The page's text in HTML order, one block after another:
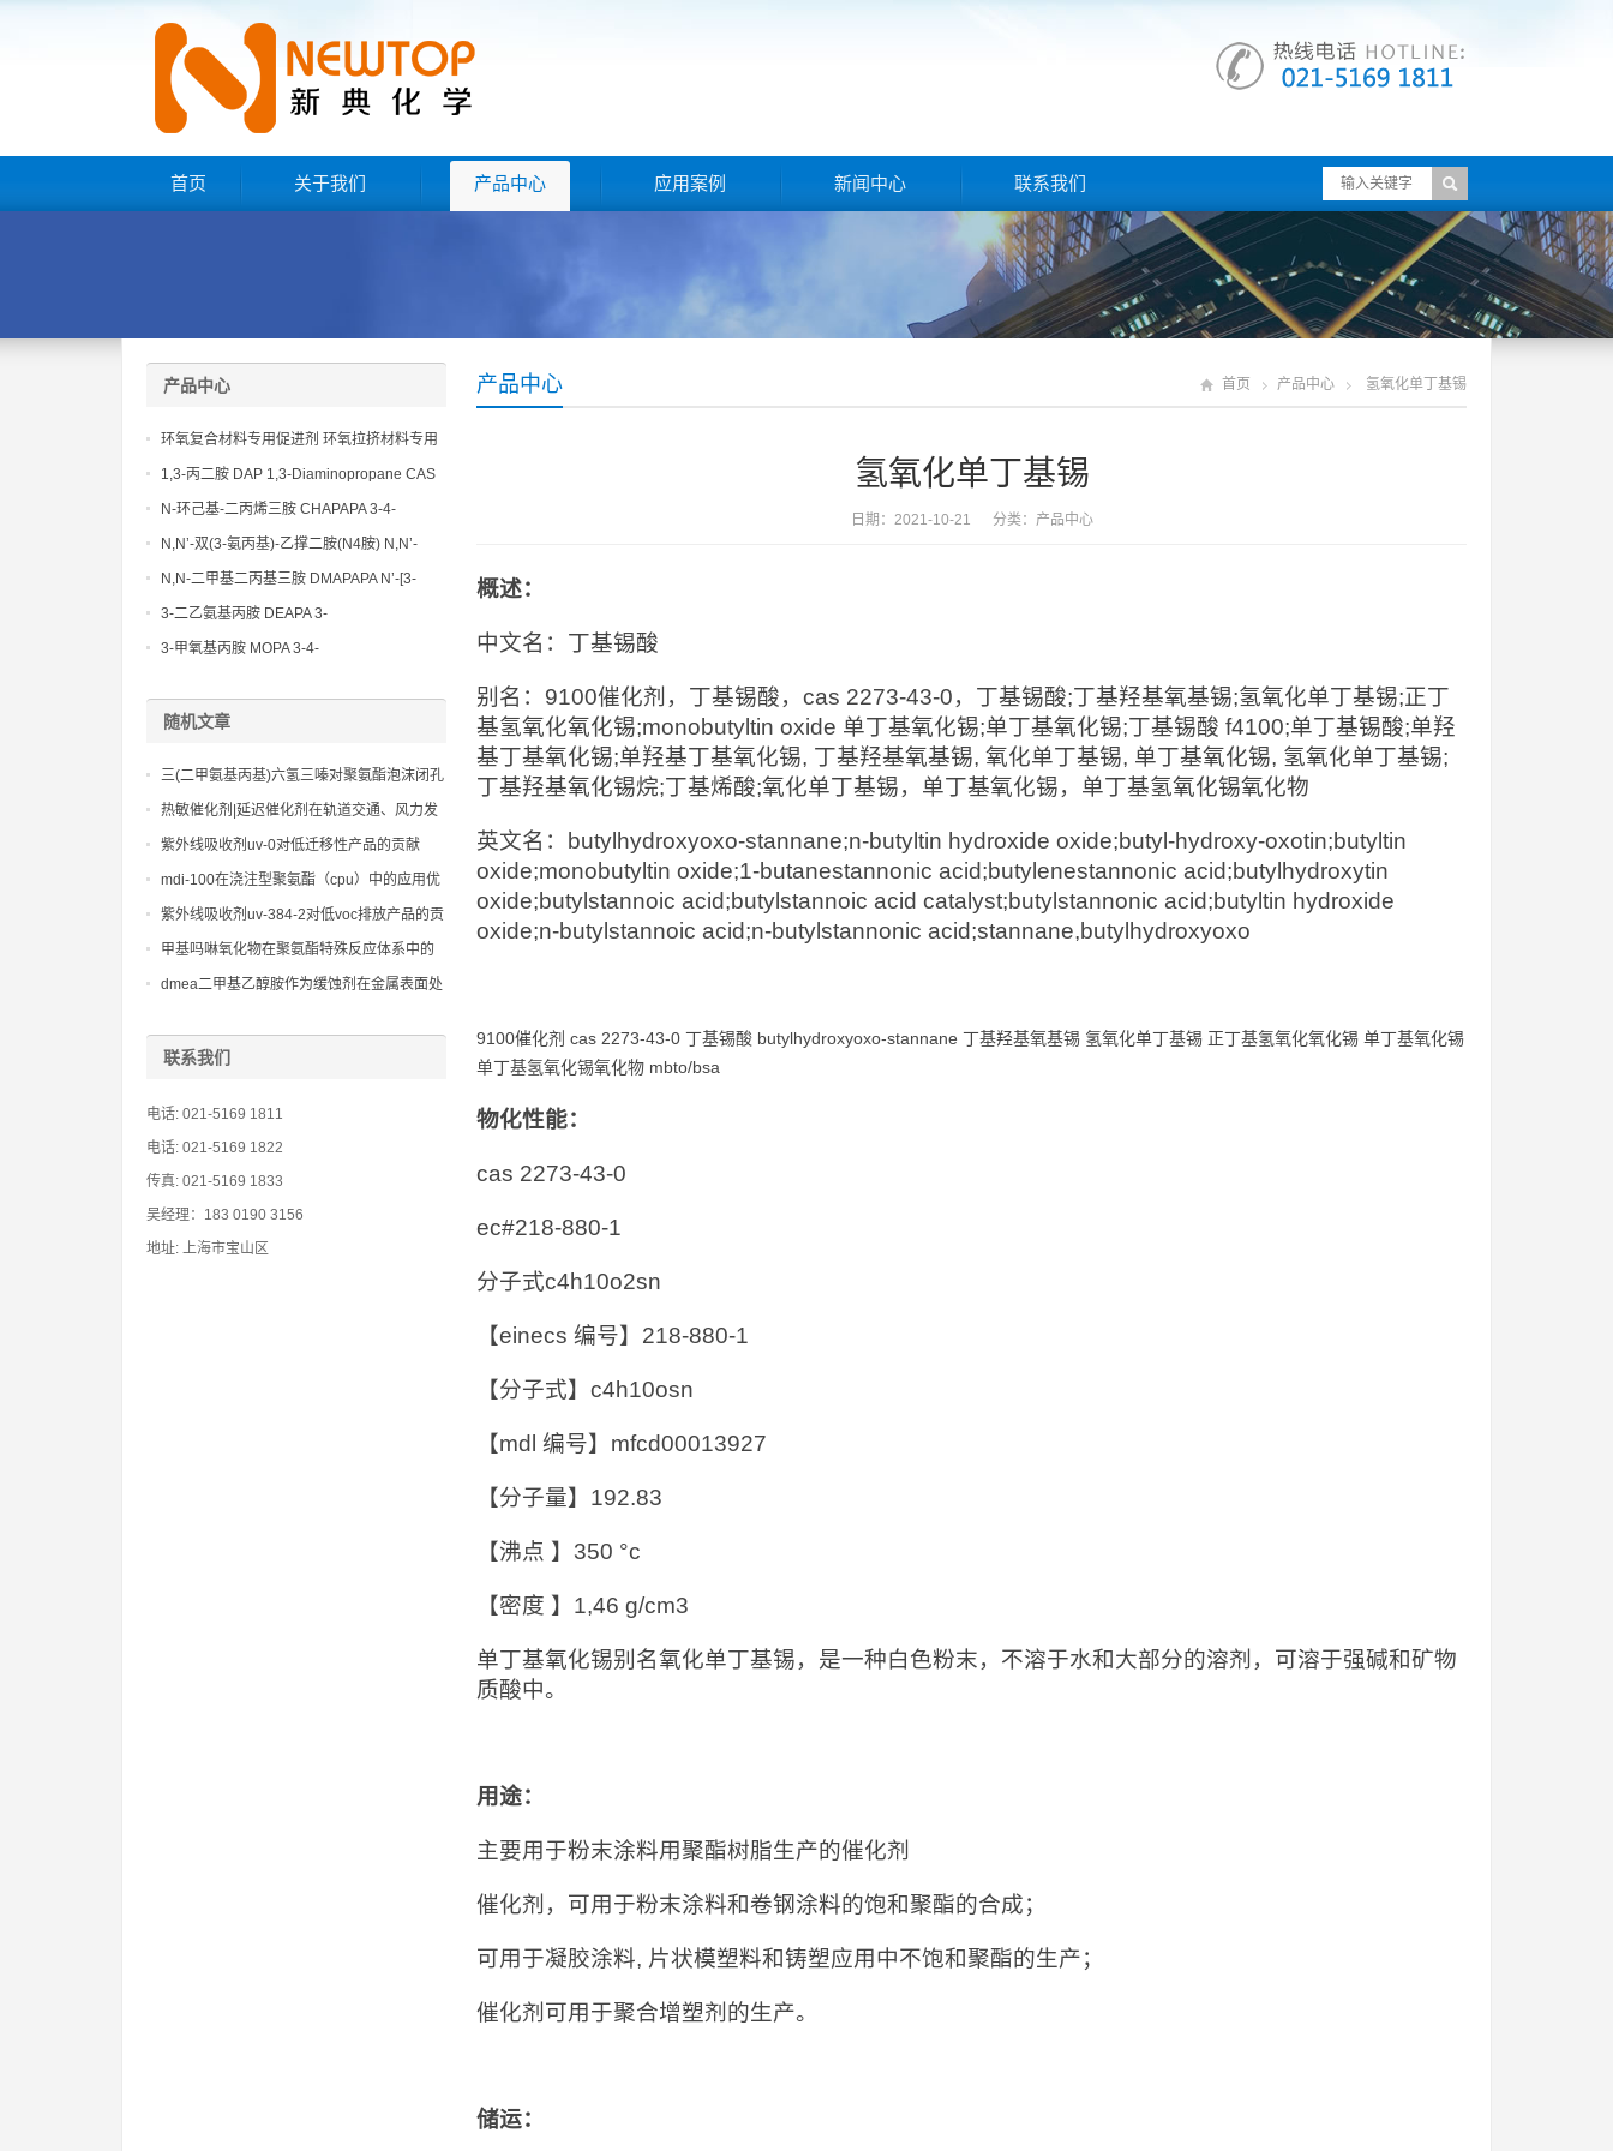
首页 关于我们 产品中心 应用案例 新闻中心 联系我们
产品中心 首页 产品中心 氢氧化单丁基锡
氢氧化单丁基锡
日期：2021-10-21 分类： 产品中心
概述：
中文名：丁基锡酸
别名：9100催化剂，丁基锡酸，cas 2273-43-0，丁基锡酸;丁基羟基氧基锡;氢氧化单丁基锡;正丁
基氢氧化氧化锡;monobutyltin oxide 单丁基氧化锡;单丁基氧化锡;丁基锡酸 f4100;单丁基锡酸;单羟
基丁基氧化锡;单羟基丁基氧化锡, 丁基羟基氧基锡, 氧化单丁基锡, 单丁基氧化锡, 氢氧化单丁基锡;
丁基羟基氧化锡烷;丁基烯酸;氧化单丁基锡，单丁基氧化锡，单丁基氢氧化锡氧化物
英文名：butylhydroxyoxo-stannane;n-butyltin hydroxide oxide;butyl-hydroxy-oxotin;butyltin
oxide;monobutyltin oxide;1-butanestannonic acid;butylenestannonic acid;butylhydroxytin
oxide;butylstannoic acid;butylstannoic acid catalyst;butylstannonic acid;butyltin hydroxide
oxide;n-butylstannoic acid;n-butylstannonic acid;stannane,butylhydroxyoxo
9100催化剂 cas 2273-43-0 丁基锡酸 butylhydroxyoxo-stannane 丁基羟基氧基锡 氢氧化单丁基锡 正丁基氢氧化氧化锡 单丁基氧化锡
单丁基氢氧化锡氧化物 mbto/bsa
物化性能：
cas 2273-43-0
ec#218-880-1
分子式c4h10o2sn
【einecs 编号】218-880-1
【分子式】c4h10osn
【mdl 编号】mfcd00013927
【分子量】192.83
【沸点 】350 °c
【密度 】1,46 g/cm3
单丁基氧化锡别名氧化单丁基锡，是一种白色粉末，不溶于水和大部分的溶剂，可溶于强碱和矿物
质酸中。
用途：
主要用于粉末涂料用聚酯树脂生产的催化剂
催化剂，可用于粉末涂料和卷钢涂料的饱和聚酯的合成；
可用于凝胶涂料, 片状模塑料和铸塑应用中不饱和聚酯的生产；
催化剂可用于聚合增塑剂的生产。
储运：
产品中心
环氧复合材料专用促进剂 环氧拉挤材料专用
促进剂 NT EP 120
1,3-丙二胺 DAP 1,3-Diaminopropane CAS
No 109-76-2
N-环己基-二丙烯三胺 CHAPAPA 3-4-
Methoxypropylamine CAS No:5332-73-0
N,N’-双(3-氨丙基)-乙撑二胺(N4胺) N,N’-
Bis(3-aminopropyl)-ethylenediamine CAS
No10563-26-5
N,N-二甲基二丙基三胺 DMAPAPA N’-[3-
(dimethylamino)propyllpropane-1,3-
diamine CAS No10563-29-8
3-二乙氨基丙胺 DEAPA 3-
(Diethylamino)propylamine CAS No 104-
3-甲氧基丙胺 MOPA 3-4-
随机文章
三(二甲氨基丙基)六氢三嗪对聚氨酯泡沫闭孔
率及物理性能的影响
热敏催化剂|延迟催化剂在轨道交通、风力发
电领域的应用，提升生产效率
紫外线吸收剂uv-0对低迁移性产品的贡献
mdi-100在浇注型聚氨酯（cpu）中的应用优
势分析
紫外线吸收剂uv-384-2对低voc排放产品的贡
献
甲基吗啉氧化物在聚氨酯特殊反应体系中的
独特催化效应分析
dmea二甲基乙醇胺作为缓蚀剂在金属表面处
联系我们
电话: 021-5169 1811
电话: 021-5169 1822
传真: 021-5169 1833
吴经理：183 0190 3156
地址: 上海市宝山区